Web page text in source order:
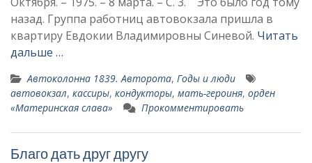
назад. Группа работниц автовокзала пришла в
квартиру Евдокии Владимировны Синевой. Читать
дальше …
Автоколонна 1839. Авторота, Годы и люди
автовокзал, кассиры, кондукторы, мать-героиня, орден
«Материнская сла­ва»
Прокомментировать
Благо дать друг другу